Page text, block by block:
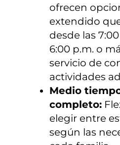
ofrecen
extendido
desde las
6:00 p.m. o
servicio de
actividades
Medio
completo:
elegir entre
según las